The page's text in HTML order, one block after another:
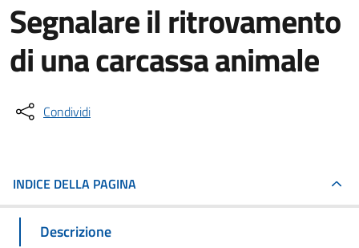
Segnalare il ritrovamento
di una carcassa animale
Condividi
INDICE DELLA PAGINA
Descrizione